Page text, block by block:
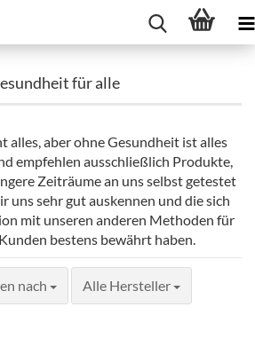
für alle
alles, aber ohne Gesundheit ist alles
empfehlen ausschließlich Produkte,
Zeiträume an uns selbst getestet
uns sehr gut auskennen und die sich
mit unseren anderen Methoden für
bestens bewährt haben.
nach
nach Alle Hersteller